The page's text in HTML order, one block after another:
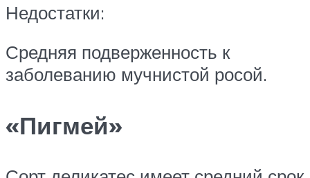
Недостатки:
Средняя подверженность к
заболеванию мучнистой росой.
«Пигмей»